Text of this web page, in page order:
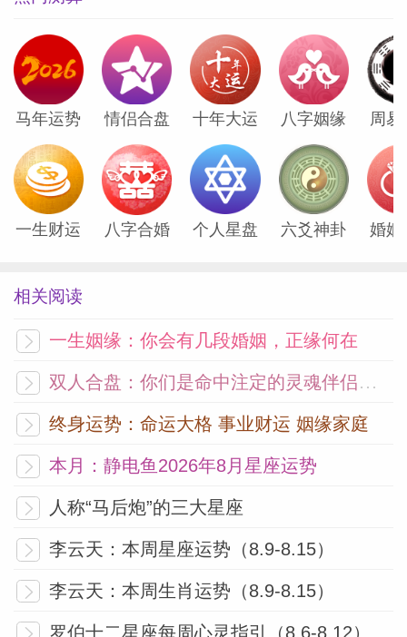
恼，今天突然问“那件事解决了吗？”；你发
一张自拍，他不仅点赞，还私信说“这张特
别好看”；你情绪低落时，他不会讲大道
理，而是发来一连串搞笑视频，直到你笑出
声。这些看似随意的互动，实则是他在努力
成为你生活中“不可或缺的声音”。
更微妙的是，双子座会通过“制造巧合”来拉
近距离。他可能会“刚好”出现在你常去的咖
时，总是第一个回应你，还会悄悄cue你参
与话题。如果他开始向你透露私人想法、童
为“特别的人”。
所以，别因为双子座不够专一就怀疑他的真
心。他的爱，不在承诺里，而在每一条“在
干嘛”的消息中。那些不起眼的互动，正是
他最灵动的试探。
处 女 座
马年运势 情侣合盘 十年大运 八字姻缘 周易
一生财运 八字合婚 个人星盘 六爻神卦 婚姻
相关阅读
一生姻缘：你会有几段婚姻，正缘何在
双人合盘：你们是命中注定的灵魂伴侣吗？
终身运势：命运大格 事业财运 姻缘家庭
本月：静电鱼2026年8月星座运势
人称“马后炮”的三大星座
李云天：本周星座运势（8.9-8.15）
李云天：本周生肖运势（8.9-8.15）
罗伯十二星座每周心灵指引（8.6-8.12）